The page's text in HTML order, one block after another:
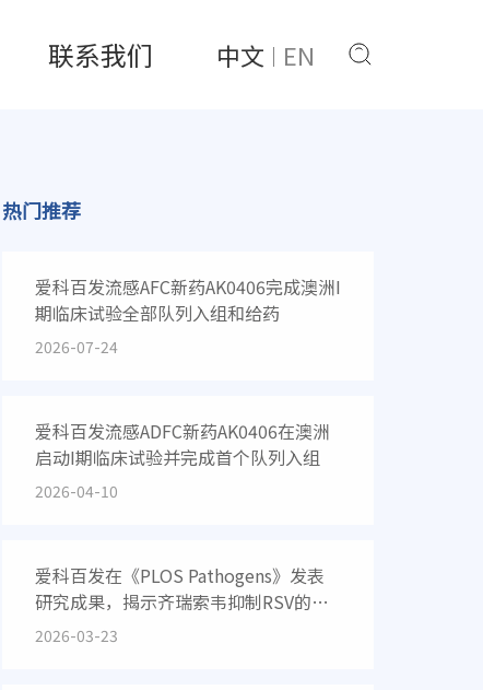
联系我们 中文 EN
热门推荐
爱科百发流感AFC新药AK0406完成澳洲I
期临床试验全部队列入组和给药
2026-07-24
爱科百发流感ADFC新药AK0406在澳洲
启动I期临床试验并完成首个队列入组
2026-04-10
爱科百发在《PLOS Pathogens》发表
研究成果，揭示齐瑞索韦抑制RSV的分
子机制
2026-03-23